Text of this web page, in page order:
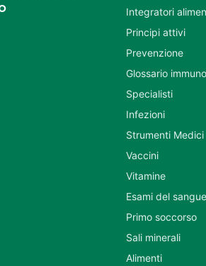
Integratori
Principi attivi
Prevenzione
Glossario
Specialisti
Infezioni
Strumenti Medici
Vaccini
Vitamine
Esami del sangue
Primo soccorso
Sali minerali
Alimenti